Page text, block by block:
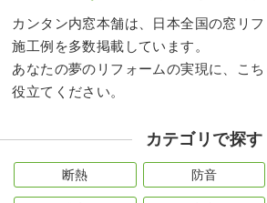
カンタン内窓本舗は、日本全国の窓リフ
施工例を多数掲載しています。
あなたの夢のリフォームの実現に、こ
役立てください。
カテゴリで探す
断熱 防音